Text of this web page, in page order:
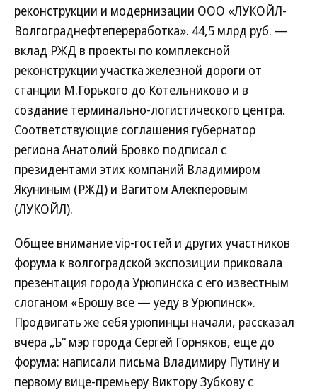
реконструкции и модернизации ООО «ЛУКОЙЛ-
Волгограднефтепереработка». 44,5 млрд руб. —
вклад РЖД в проекты по комплексной
реконструкции участка железной дороги от
станции М.Горького до Котельниково и в
создание терминально-логистического центра.
Соответствующие соглашения губернатор
региона Анатолий Бровко подписал с
президентами этих компаний Владимиром
Якуниным (РЖД) и Вагитом Алекперовым
(ЛУКОЙЛ).
Общее внимание vip-гостей и других участников
форума к волгоградской экспозиции приковала
презентация города Урюпинска с его известным
слоганом «Брошу все — уеду в Урюпинск».
Продвигать же себя урюпинцы начали, рассказал
вчера „Ъ“ мэр города Сергей Горняков, еще до
форума: написали письма Владимиру Путину и
первому вице-премьеру Виктору Зубкову с